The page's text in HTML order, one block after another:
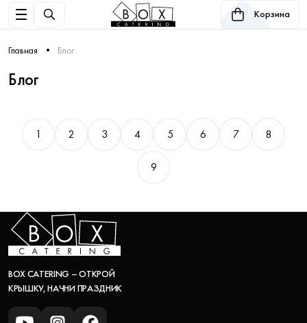
Корзина
Главная Блог
Блог
1 2 3 4 5 6 7 8
9
BOX CATERING – ОТКРОЙ
КРЫШКУ, НАЧНИ ПРАЗДНИК